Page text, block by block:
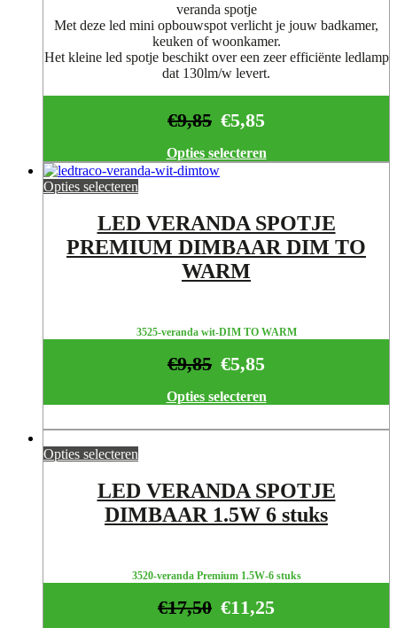
veranda spotje
Met deze led mini opbouwspot verlicht je jouw badkamer,
keuken of woonkamer.
Het kleine led spotje beschikt over een zeer efficiënte ledlamp
dat 130lm/w levert.
€5,85
€9,85
Opties selecteren
Opties selecteren
LED VERANDA SPOTJE
PREMIUM DIMBAAR DIM TO
WARM
3525-veranda wit-DIM TO WARM
€5,85
€9,85
Opties selecteren
Opties selecteren
LED VERANDA SPOTJE
DIMBAAR 1.5W 6 stuks
3520-veranda Premium 1.5W-6 stuks
€11,25
€17,50